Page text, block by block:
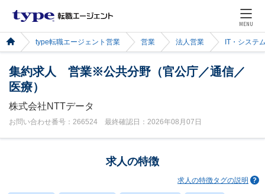
MENU
type転職エージェント営業 営業 法人営業 IT・システ
集約求人 営業※公共分野（官公庁／通信／
医療）
株式会社NTTデータ
お問い合わせ番号：266524 最終確認日：2026年08月07日
求人の特徴
求人の特徴タグの説明